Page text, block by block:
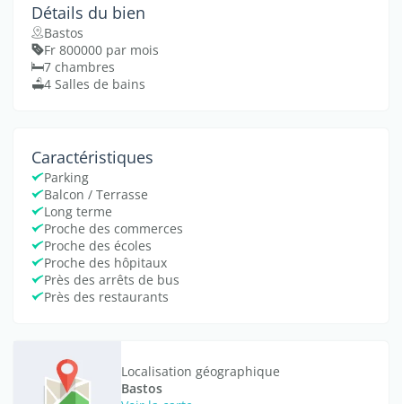
Détails du bien
Bastos
Fr 800000 par mois
7 chambres
4 Salles de bains
Caractéristiques
Parking
Balcon / Terrasse
Long terme
Proche des commerces
Proche des écoles
Proche des hôpitaux
Près des arrêts de bus
Près des restaurants
Localisation géographique
Bastos